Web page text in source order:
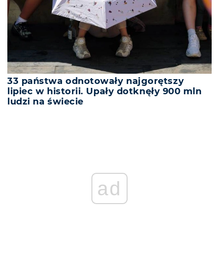
33 państwa odnotowały najgorętszy
lipiec w historii. Upały dotknęły 900 mln
ludzi na świecie
ad